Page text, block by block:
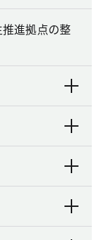
進拠点の整